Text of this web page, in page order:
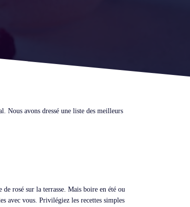
Nous avons dressé une liste des meilleurs
rosé sur la terrasse. Mais boire en été ou
avec vous. Privilégiez les recettes simples